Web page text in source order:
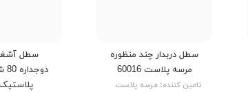
سطل دربدار چند منظوره
مرسه پلاست 60016
تامین کننده:مرسه پلاست
سطل
پلاستیک A181